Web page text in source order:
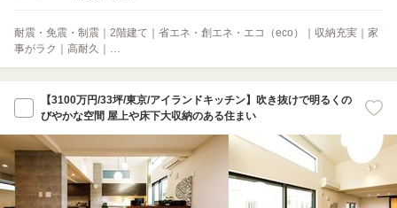
耐震・免震・制震｜2階建て｜省エネ・創エネ・エコ（eco）｜収納充実｜家
事がラク｜高耐久｜…
【3100万円/33坪/東京/アイランドキッチン】吹き抜けで明るくの
びやかな空間 屋上や床下大収納のある住まい